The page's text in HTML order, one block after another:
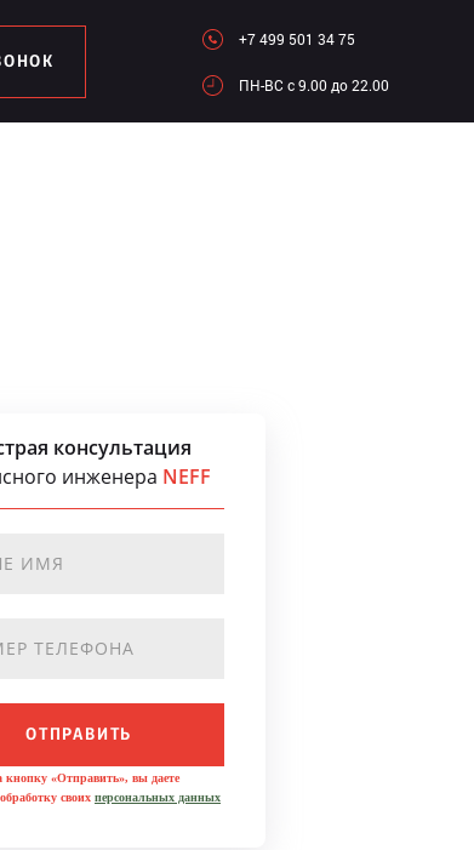
+7 499 501 34 75
ПН-ВC c 9.00 до 22.00
консультация
инженера NEFF
ОТПРАВИТЬ
«Отправить», вы даете
своих персональных данных